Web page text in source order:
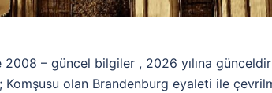
2008 – güncel bilgiler , 2026 yılına
Komşusu olan Brandenburg eyaleti ile